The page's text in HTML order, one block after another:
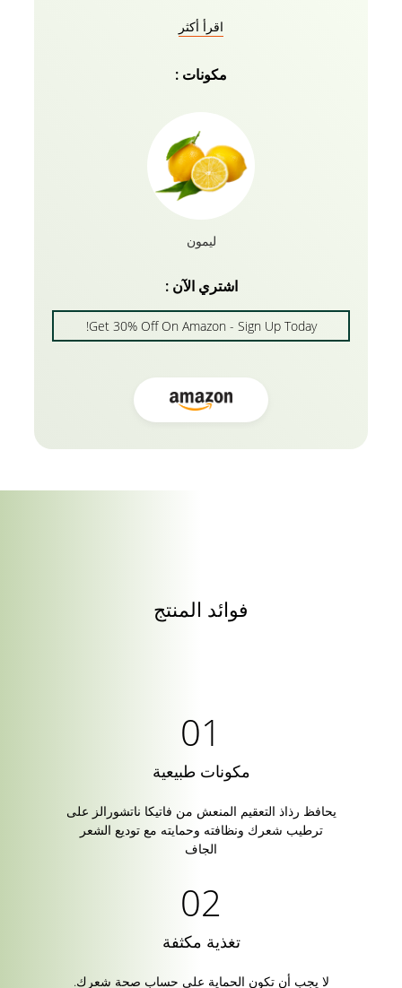
تشابك الخصلات وحمايتها من الحرارة للحصول على تجعيد
الضوء تماما برائحة حيوية وخفيفة. هذا الرذاذ اللامع والشعر
المنعش عالميا يشعر بانعدام الوزن تماما. يساعد هذا الرذاذ
التالف ورائحته رائعة.
اقرأ أكثر
مكونات :
ليمون
اشتري الآن :
Get 30% Off On Amazon - Sign Up Today!
فوائد المنتج
مكونات طبيعية
يحافظ رذاذ التعقيم المنعش من فاتيكا ناتشورالز على
ترطيب شعرك ونظافته وحمايته مع توديع الشعر
الجاف
تغذية مكثفة
لا يجب أن تكون الحماية على حساب صحة شعرك.